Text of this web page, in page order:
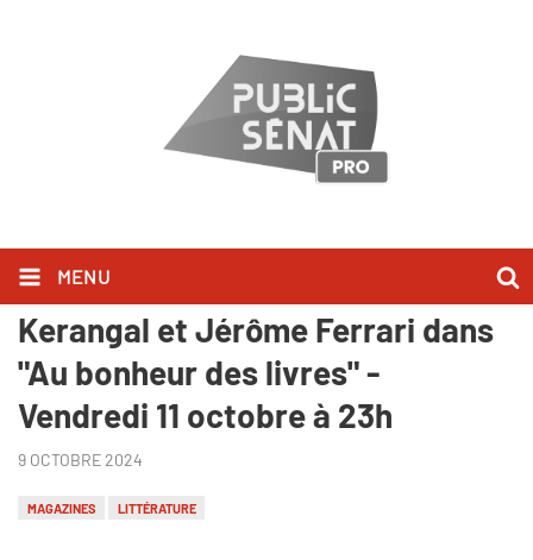
MENU
Claire Chazal reçoit Mailys de
Kerangal et Jérôme Ferrari dans
"Au bonheur des livres" -
Vendredi 11 octobre à 23h
9 OCTOBRE 2024
MAGAZINES LITTÉRATURE